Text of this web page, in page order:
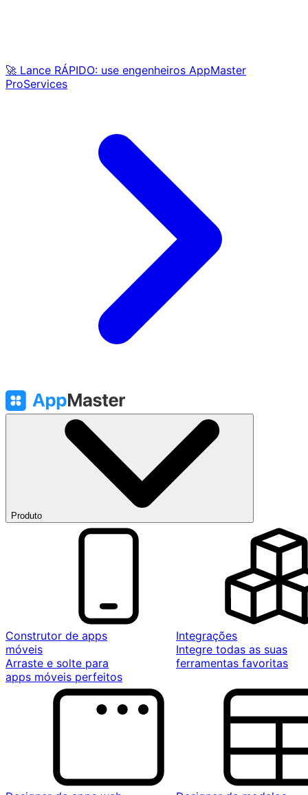
🚀 Lance RÁPIDO: use engenheiros AppMaster
ProServices
Produto
Construtor de apps
móveis
Arraste e solte para
apps móveis perfeitos
Integrações
Integre todas as suas
ferramentas favoritas